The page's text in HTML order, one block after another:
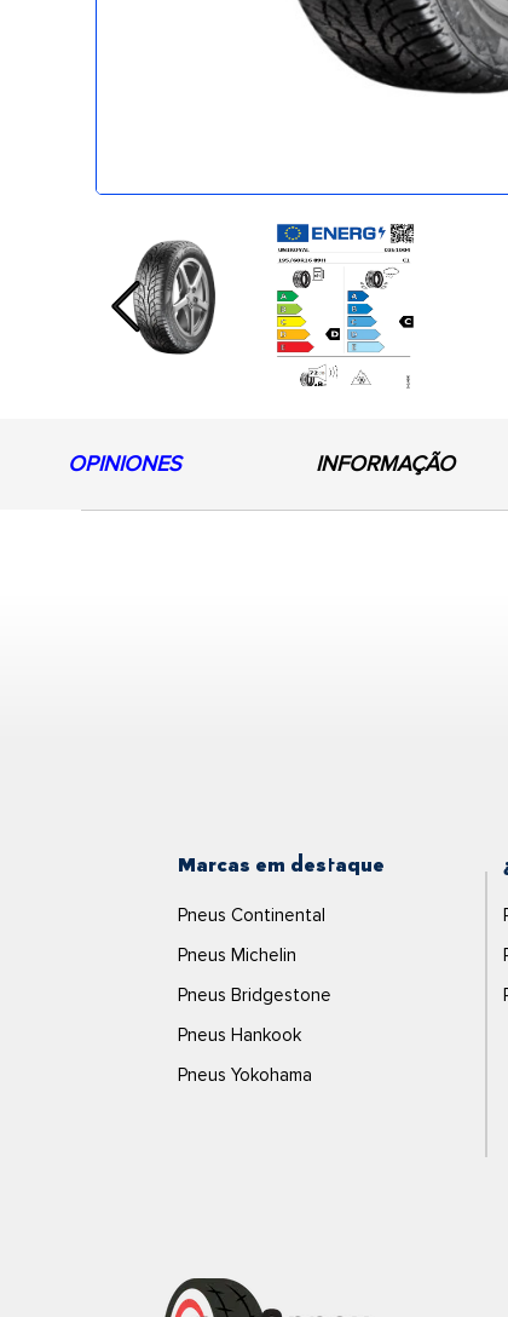
Previous
OPINIONES INFORMAÇÃO
Marcas em destaque
Pneus Continental
Pneus Michelin
Pneus Bridgestone
Pneus Hankook
Pneus Yokohama